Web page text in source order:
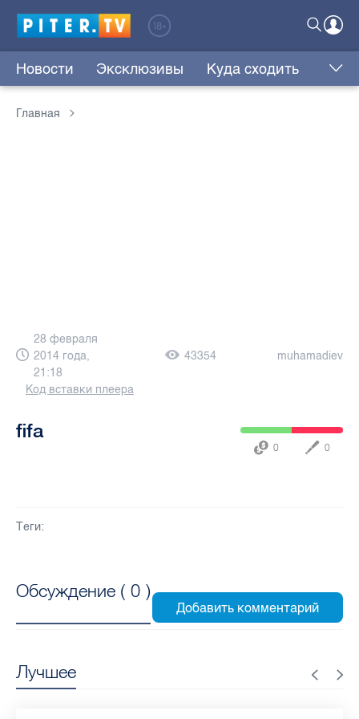
Новости Эксклюзивы Куда сходить
Главная
28 февраля
2014 года,
21:18
43354 muhamadiev
Код вставки плеера
fifa
0 0
Теги:
Обсуждение ( 0 )
Лучшее